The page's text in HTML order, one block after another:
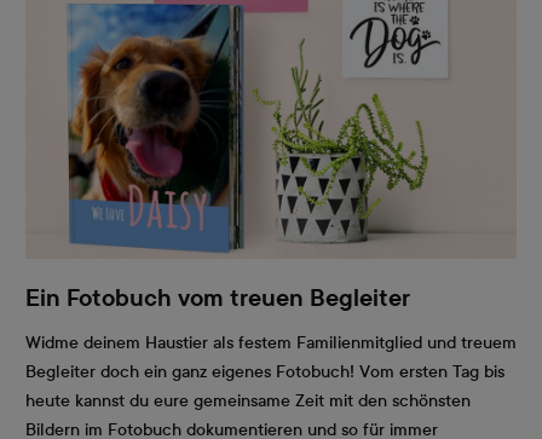
Ein Fotobuch vom treuen Begleiter
Widme deinem Haustier als festem Familienmitglied und treuem
Begleiter doch ein ganz eigenes Fotobuch! Vom ersten Tag bis
heute kannst du eure gemeinsame Zeit mit den schönsten
Bildern im Fotobuch dokumentieren und so für immer